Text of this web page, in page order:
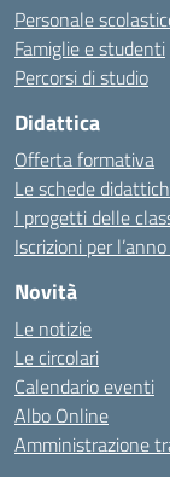
Personale
Famiglie e studenti
Percorsi di studio
Didattica
Offerta formativa
Le schede
I progetti delle
Iscrizioni per
Novità
Le notizie
Le circolari
Calendario eventi
Albo Online
Amministrazione